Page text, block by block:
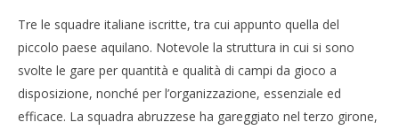
Tre le squadre italiane iscritte, tra cui appunto quella del
piccolo paese aquilano. Notevole la struttura in cui si sono
svolte le gare per quantità e qualità di campi da gioco a
disposizione, nonché per l’organizzazione, essenziale ed
efficace. La squadra abruzzese ha gareggiato nel terzo girone,